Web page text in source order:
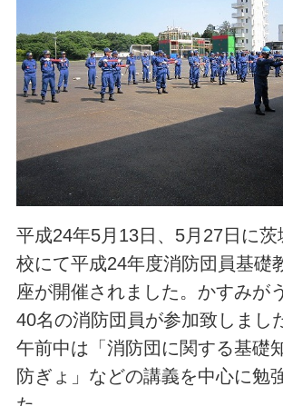
平成24年5月13日、5月27日に茨
校にて平成24年度消防団員基礎
座が開催されました。かすみが
40名の消防団員が参加致しまし
午前中は「消防団に関する基礎
防ぎょ」などの講義を中心に勉